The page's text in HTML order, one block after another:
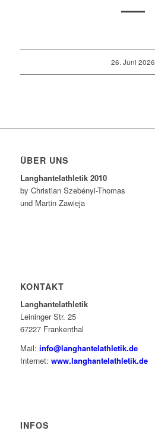
26. Juni 2026
ÜBER UNS
Langhantelathletik 2010
by Christian Szebényi-Thomas
und Martin Zawieja
KONTAKT
Langhantelathletik
Leininger Str. 25
67227 Frankenthal
Mail: info@langhantelathletik.de
Internet: www.langhantelathletik.de
INFOS